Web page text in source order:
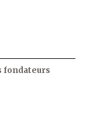
fondateurs